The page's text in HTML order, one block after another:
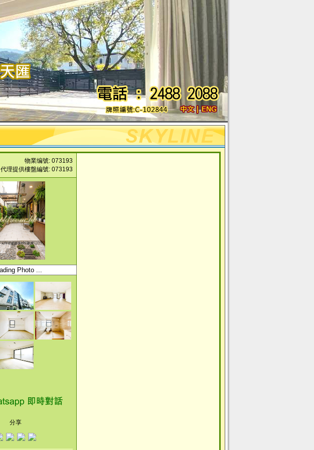
物業编號: 073193
代理提供樓盤編號: 073193
分享